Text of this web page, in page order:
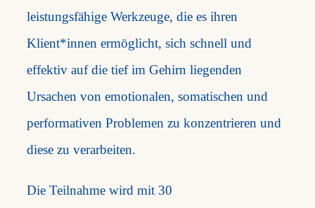
leistungsfähige Werkzeuge, die es ihren
Klient*innen ermöglicht, sich schnell und
effektiv auf die tief im Gehirn liegenden
Ursachen von emotionalen, somatischen und
performativen Problemen zu konzentrieren und
diese zu verarbeiten. ​
Die Teilnahme wird mit 30